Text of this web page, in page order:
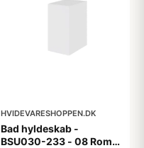
HVIDEVARESHOPPEN.DK
Bad hyldeskab -
BSU030-233 - 08 Roma